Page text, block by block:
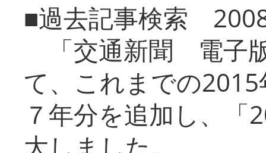
■過去記事検索
「交通新聞 電子
て、これまでの
７年分を追加し、「